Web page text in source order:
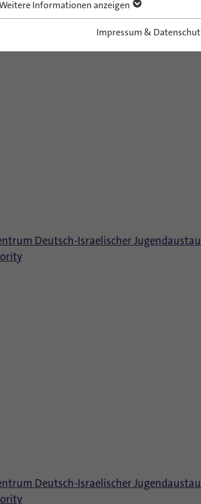
Informationen anzeigen
Impressum &
Deutsch-Israelischer
Deutsch-Israelischer